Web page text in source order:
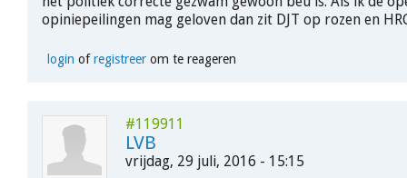
opiniepeilingen mag geloven dan zit DJT op rozen en
login ofregistreerom te reageren
#119911
LVB
vrijdag, 29 juli, 2016 - 15:15